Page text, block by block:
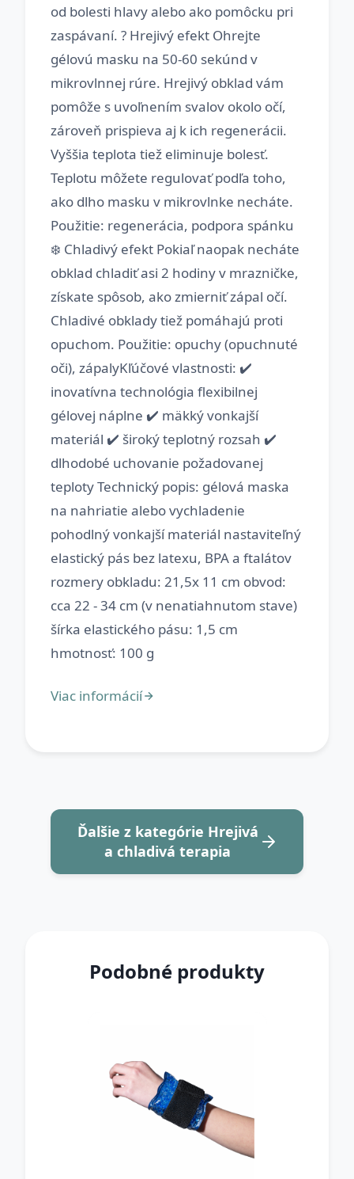
od bolesti hlavy alebo ako pomôcku pri
zaspávaní. ? Hrejivý efekt Ohrejte
gélovú masku na 50-60 sekúnd v
mikrovlnnej rúre. Hrejivý obklad vám
pomôže s uvoľnením svalov okolo očí,
zároveň prispieva aj k ich regenerácii.
Vyššia teplota tiež eliminuje bolesť.
Teplotu môžete regulovať podľa toho,
ako dlho masku v mikrovlnke necháte.
Použitie: regenerácia, podpora spánku
❄️ Chladivý efekt Pokiaľ naopak necháte
obklad chladiť asi 2 hodiny v mrazničke,
získate spôsob, ako zmierniť zápal očí.
Chladivé obklady tiež pomáhajú proti
opuchom. Použitie: opuchy (opuchnuté
oči), zápalyKľúčové vlastnosti: ✔️
inovatívna technológia flexibilnej
gélovej náplne ✔️ mäkký vonkajší
materiál ✔️ široký teplotný rozsah ✔️
dlhodobé uchovanie požadovanej
teploty Technický popis: gélová maska
na nahriatie alebo vychladenie
pohodlný vonkajší materiál nastaviteľný
elastický pás bez latexu, BPA a ftalátov
rozmery obkladu: 21,5x 11 cm obvod:
cca 22 - 34 cm (v nenatiahnutom stave)
šírka elastického pásu: 1,5 cm
Ďalšie z kategórie Hrejivá
a chladivá terapia
Podobné produkty